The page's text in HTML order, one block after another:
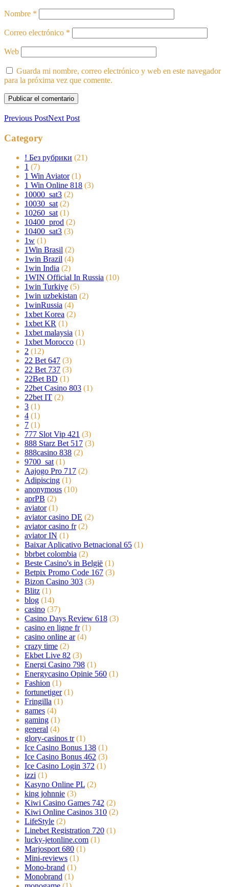
Nombre *
Correo electrónico *
Web
Guarda mi nombre, correo electrónico y web en este navegador
para la próxima vez que comente.
Previous PostNext Post
Category
! Без рубрики (21)
1 (7)
1 Win Aviator (1)
1 Win Online 818 (3)
10000_sat3 (2)
10030_sat (2)
10260_sat (1)
10400_prod (2)
10400_sat3 (3)
1w (1)
1Win Brasil (2)
1win Brazil (4)
1win India (2)
1WIN Official In Russia (10)
1win Turkiye (5)
1win uzbekistan (2)
1winRussia (4)
1xbet Korea (2)
1xbet KR (1)
1xbet malaysia (1)
1xbet Morocco (1)
2 (12)
22 Bet 647 (3)
22 Bet 737 (3)
22Bet BD (1)
22bet Casino 803 (1)
22bet IT (2)
3 (1)
4 (1)
7 (1)
777 Slot Vip 421 (3)
888 Starz Bet 517 (3)
888casino 838 (2)
9700_sat (1)
Aajogo Pro 717 (2)
Adipiscing (1)
anonymous (10)
aprPB (2)
aviator (1)
aviator casino DE (2)
aviator casino fr (2)
aviator IN (1)
Baixar Aplicativo Betnacional 65 (1)
bbrbet colombia (2)
Beste Casino's in België (1)
Betpix Promo Code 167 (3)
Bizon Casino 303 (3)
Blitz (1)
blog (14)
casino (37)
Casino Days Review 618 (3)
casino en ligne fr (1)
casino online ar (4)
crazy time (2)
Ekbet Live 82 (3)
Energi Casino 798 (1)
Energycasino Opinie 560 (1)
Fashion (1)
fortunetiger (1)
Fringilla (1)
games (4)
gaming (1)
general (4)
glory-casinos tr (1)
Ice Casino Bonus 138 (1)
Ice Casino Bonus 462 (3)
Ice Casino Login 372 (1)
izzi (1)
Kasyno Online PL (2)
king johnnie (3)
Kiwi Casino Games 742 (2)
Kiwi Online Casinos 310 (2)
LifeStyle (2)
Linebet Registration 720 (1)
lucky-jetonline.com (1)
Marjosport 680 (1)
Mini-reviews (1)
Mono-brand (1)
Monobrand (1)